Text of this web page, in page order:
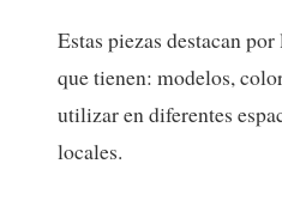
Estas piezas destacan
que tienen: modelos,
utilizar en diferentes
locales.